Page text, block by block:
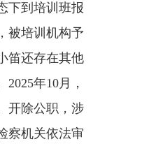
下到培训班报
被培训机构予
笛还存在其他
年10月，
开除公职，涉
察机关依法审